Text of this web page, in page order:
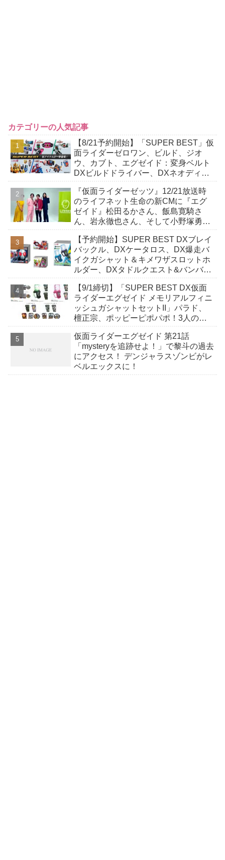
カテゴリーの人気記事
【8/21予約開始】「SUPER BEST」仮
面ライダーゼロワン、ビルド、ジオ
ウ、カブト、エグゼイド：変身ベルト
DXビルドドライバー、DXネオディケ
か12点！
『仮面ライダーゼッツ』12/21放送時
のライフネット生命の新CMに『エグ
ゼイド』松田るかさん、飯島寛騎さ
ん、岩永徹也さん、そして小野塚勇人
【予約開始】SUPER BEST DXブレイ
バックル、DXケータロス、DX爆走バ
イクガシャット＆キメワザスロットホ
ルダー、DXタドルクエスト&バンバン
売！
【9/1締切】「SUPER BEST DX仮面
ライダーエグゼイド メモリアルフィニ
ッシュガシャットセットII」パラド、
檀正宗、ポッピーピポパポ！3人の台
仮面ライダーエグゼイド 第21話
「mysteryを追跡せよ！」で黎斗の過去
にアクセス！ デンジャラスゾンビがレ
ベルエックスに！